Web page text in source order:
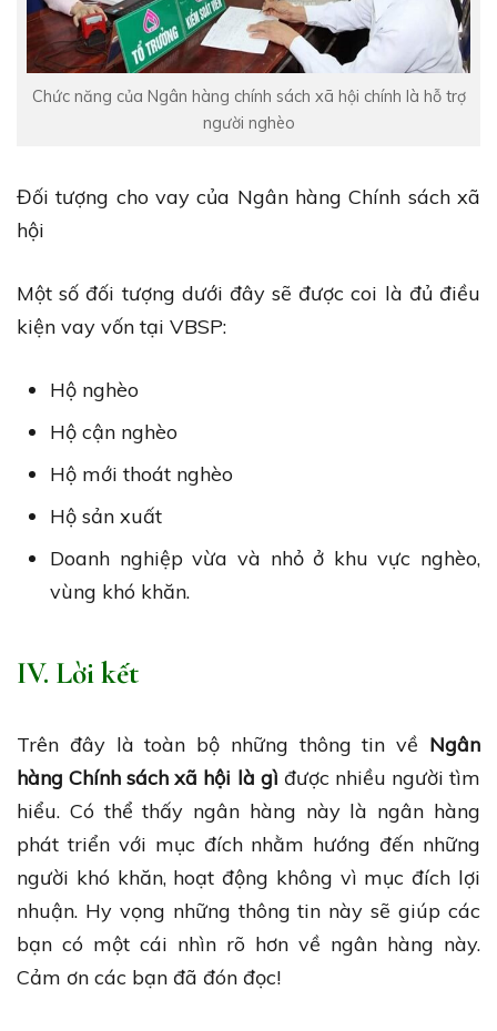
Chức năng của Ngân hàng chính sách xã hội chính là hỗ trợ
người nghèo
Đối tượng cho vay của Ngân hàng Chính sách xã
hội
Một số đối tượng dưới đây sẽ được coi là đủ điều
kiện vay vốn tại VBSP:
Hộ nghèo
Hộ cận nghèo
Hộ mới thoát nghèo
Hộ sản xuất
Doanh nghiệp vừa và nhỏ ở khu vực nghèo,
vùng khó khăn.
IV. Lời kết
Trên đây là toàn bộ những thông tin về Ngân
hàng Chính sách xã hội là gì được nhiều người tìm
hiểu. Có thể thấy ngân hàng này là ngân hàng
phát triển với mục đích nhằm hướng đến những
người khó khăn, hoạt động không vì mục đích lợi
nhuận. Hy vọng những thông tin này sẽ giúp các
bạn có một cái nhìn rõ hơn về ngân hàng này.
Cảm ơn các bạn đã đón đọc!